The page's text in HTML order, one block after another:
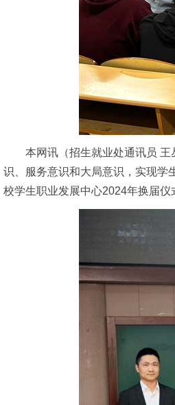
本网讯（招生就业处通讯员
识、服务意识和大局意识，实现学
校学生职业发展中心2024年换届仪